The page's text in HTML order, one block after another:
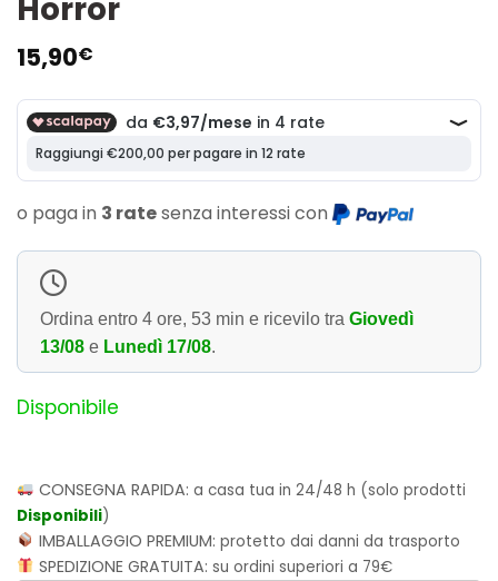
Horror
15,90€
o paga in 3 ratesenza interessi con
Ordina entro 4 ore, 53 min e ricevilo tra Giovedì
13/08 e Lunedì 17/08.
Disponibile
CONSEGNA RAPIDA:a casa tua in 24/48 h (solo prodotti
Disponibili)
IMBALLAGGIO PREMIUM:protetto dai danni da trasporto
SPEDIZIONE GRATUITA:su ordini superiori a 79€